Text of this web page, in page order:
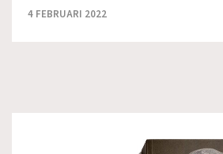
4 FEBRUARI 2022